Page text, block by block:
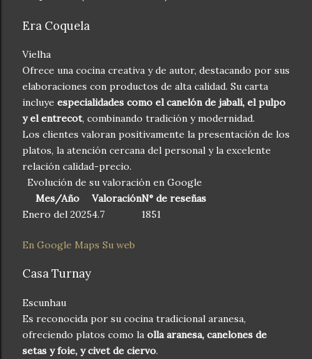
Era Coquela
Vielha
Ofrece una cocina creativa y de autor, destacando por sus
elaboraciones con productos de alta calidad. Su carta
incluye especialidades como el canelón de jabalí, el pulpo
y el entrecot, combinando tradición y modernidad.
Los clientes valoran positivamente la presentación de los
platos, la atención cercana del personal y la excelente
relación calidad-precio.
Evolución de su valoración en Google
Mes/Año
ValoraciónN° de reseñas
Enero del 20254.7 1851
En Google Maps Su web
Casa Turnay
Escunhau
Es reconocida por su cocina tradicional aranesa,
ofreciendo platos como la olla aranesa, canelones de
setas y foie, y civet de ciervo.